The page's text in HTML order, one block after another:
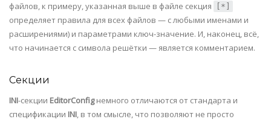
файлов, к примеру, указанная выше в файле секция
[*]
определяет правила для всех файлов — с любыми именами и
расширениями) и параметрами ключ-значение. И, наконец, всё,
что начинается с символа решётки — является комментарием.
Секции
INI-секции EditorConfigнемного отличаются от стандарта и
спецификации INI, в том смысле, что позволяют не просто